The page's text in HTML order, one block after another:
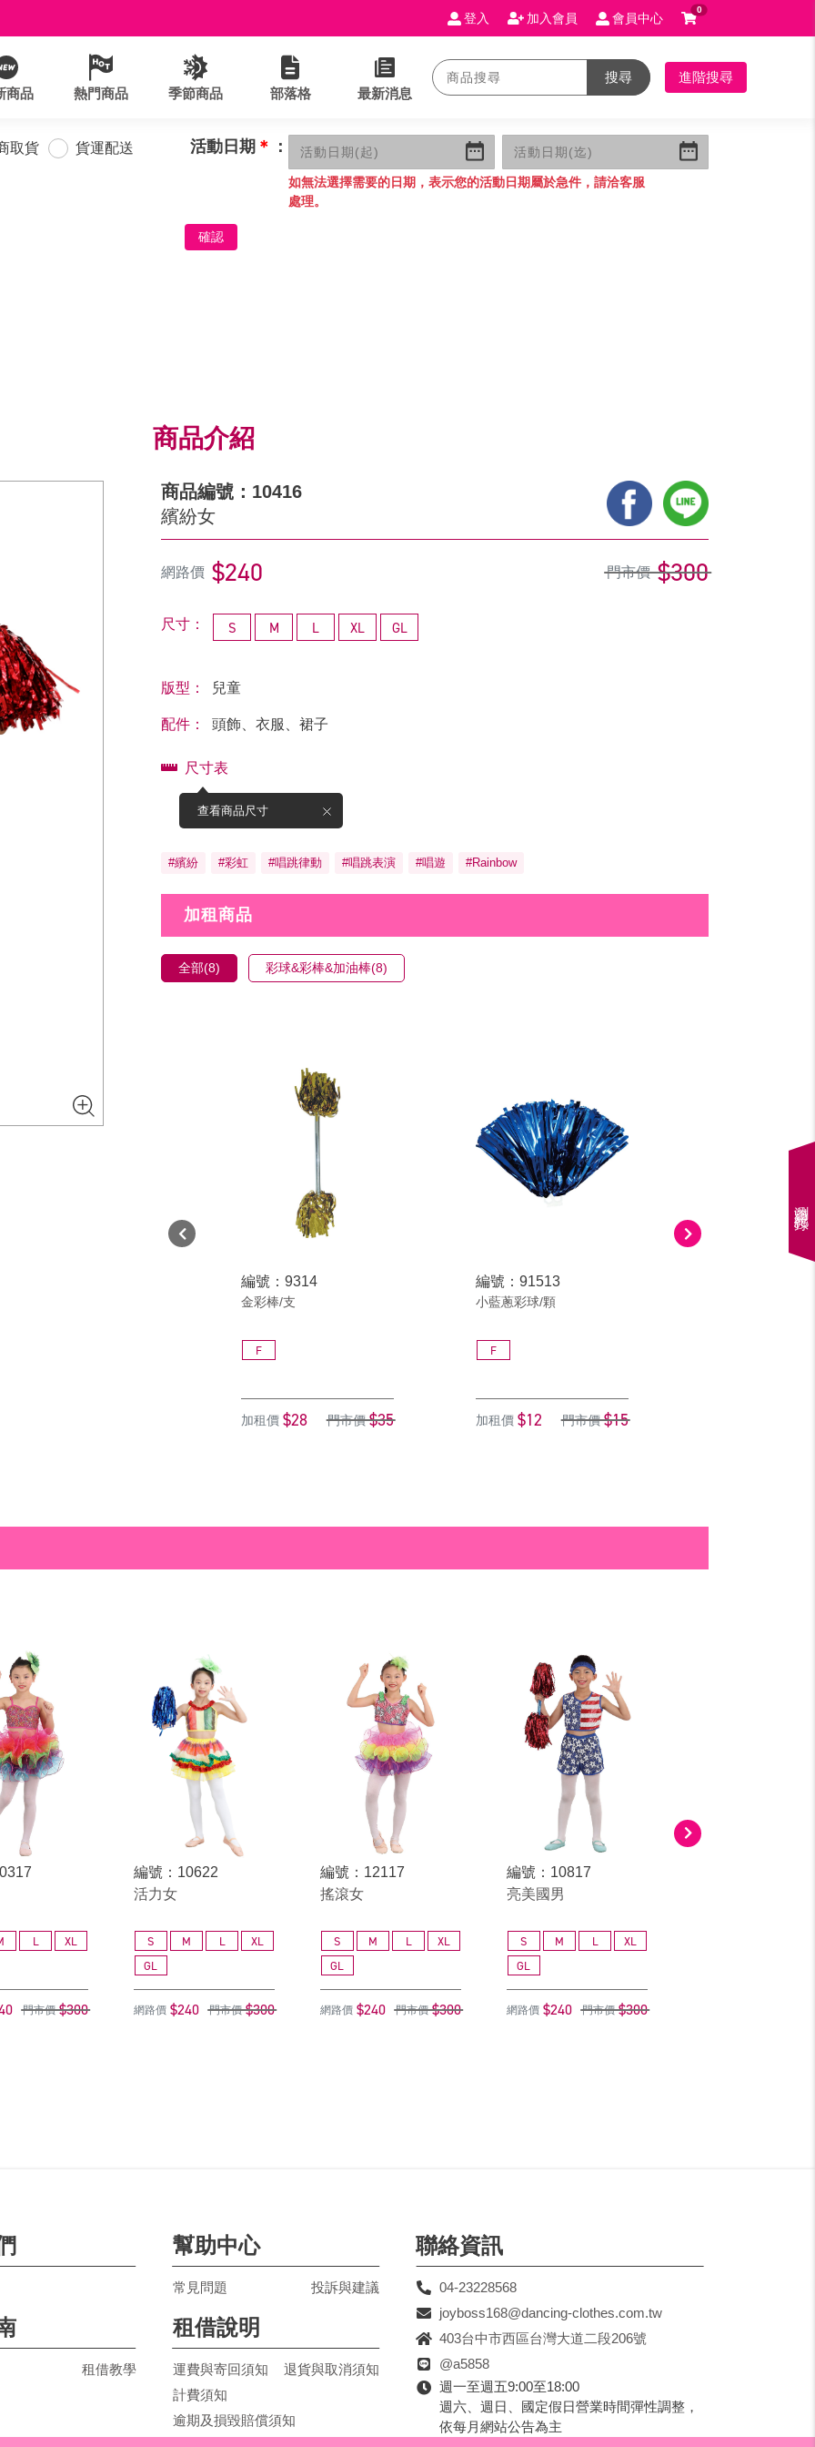
登入 加入會員 會員中心
0
商品 熱門商品 季節商品 部落格 最新消息
搜尋 進階搜尋
取貨 貨運配送 活動日期 ＊ ：
如無法選擇需要的日期，表示您的活動日期屬於急件，請洽客服
處理。
確認
商品介紹
商品編號：10416
繽紛女
網路價 $240 門市價 $300
尺寸： S M L XL GL
版型： 兒童
配件： 頭飾、衣服、裙子
尺寸表
查看商品尺寸
#繽紛 #彩虹 #唱跳律動 #唱跳表演 #唱遊 #Rainbow
加租商品
全部(8) 彩球&彩棒&加油棒(8)
編號：9314
金彩棒/支
F
加租價 $28 門市價 $35
編號：91513
小藍蔥彩球/顆
F
加租價 $12 門市價 $15
L XL
門市價 $300
編號：10622
活力女
S M L
XL
GL
網路價 $240 門市價 $300
編號：12117
搖滾女
S M L
XL
GL
網路價 $240 門市價 $300
編號：10817
亮美國男
S M L
XL
GL
網路價 $240 門市價 $300
租借教學
幫助中心
常見問題 投訴與建議
租借說明
運費與寄回須知
退貨與取消須知
計費須知
逾期及損毀賠償須知
聯絡資訊
04-23228568
joyboss168@dancing-clothes.com.tw
403台中市西區台灣大道二段206號
@a5858
週一至週五9:00至18:00
週六、週日、國定假日營業時間彈性調整，
依每月網站公告為主